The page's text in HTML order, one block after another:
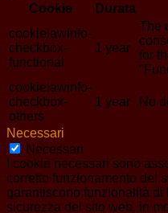
Cookie
Durata
cookielawinfo-
checkbox-
functional
1 year
The
for
cookielawinfo-
checkbox-
others
1 year No
Necessari
Necessari
I cookie necessari sono
corretto funzionamento del
garantiscono funzionalità di
sicurezza del sito web, in